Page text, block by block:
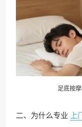
足底按
二、为什么专业 上